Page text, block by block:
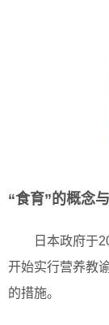
“食育”的概念
日本政府于
开始实行营养教
的措施。